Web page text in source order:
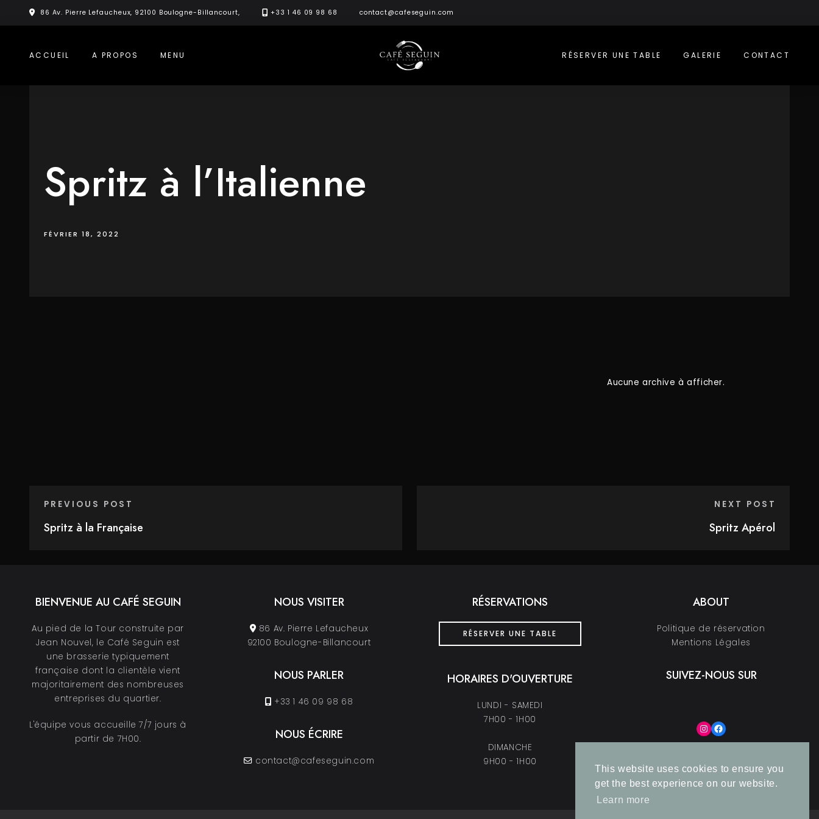
to
86 Av. Pierre Lefaucheux, 92100 Boulogne-Billancourt, +33 1 46 09 98 68 contact@cafeseguin.com
ACCUEIL A PROPOS MENU RÉSERVER UNE TABLE GALERIE CONTACT
Spritz à l’Italienne
FÉVRIER 18, 2022
Aucune archive à afficher.
PREVIOUS POST
Spritz à la Française
NEXT POST
Spritz Apérol
BIENVENUE AU CAFÉ SEGUIN
Au pied de la Tour construite par
Jean Nouvel, le Café Seguin est
une brasserie typiquement
française dont la clientèle vient
majoritairement des nombreuses
entreprises du quartier.
L'équipe vous accueille 7/7 jours à
partir de 7H00.
NOUS VISITER
86 Av. Pierre Lefaucheux
92100 Boulogne-Billancourt
NOUS PARLER
+33 1 46 09 98 68
NOUS ÉCRIRE
contact@cafeseguin.com
RÉSERVATIONS
RÉSERVER UNE TABLE
HORAIRES D'OUVERTURE
LUNDI - SAMEDI
7H00 - 1H00
DIMANCHE
9H00 - 1H00
ABOUT
Politique de réservation
Mentions Légales
SUIVEZ-NOUS SUR
Instagram
Facebook
This website uses cookies to ensure you
get the best experience on our website.
Learn more